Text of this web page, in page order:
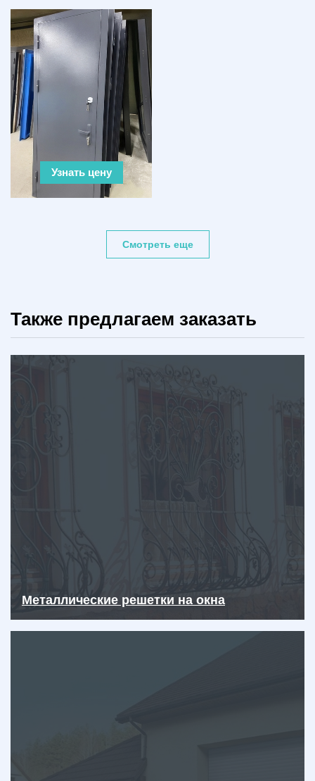
Узнать цену
Смотреть еще
Также предлагаем заказать
Металлические решетки на окна